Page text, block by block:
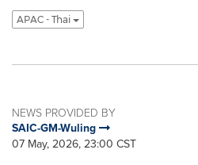
APAC - Thai
NEWS PROVIDED BY
SAIC-GM-Wuling
07 May, 2026, 23:00 CST